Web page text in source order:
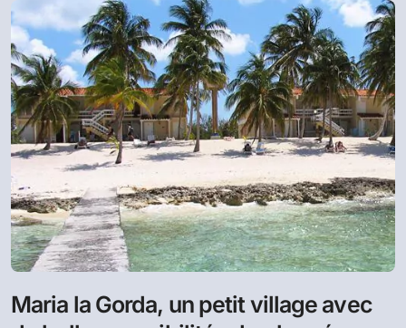
Maria la Gorda, un petit village avec